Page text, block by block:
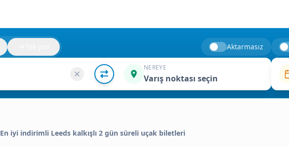
Aktarmasız
NEREYE
Varış noktası seçin
En iyi indirimli Leeds kalkışlı 2 gün süreli uçak biletleri